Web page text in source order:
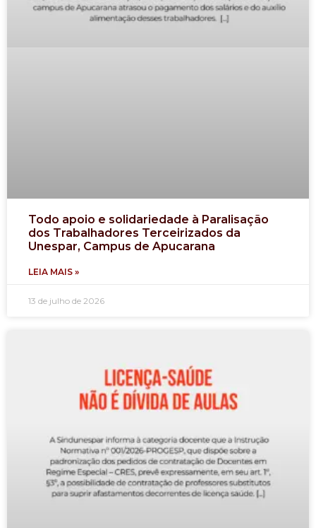
Todo apoio e solidariedade à Paralisação
dos Trabalhadores Terceirizados da
Unespar, Campus de Apucarana
LEIA MAIS »
13 de julho de 2026